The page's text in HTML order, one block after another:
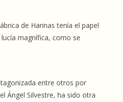
de Harinas tenía el papel
magnífica, como se
entre otros por
Ángel Silvestre, ha sido otra